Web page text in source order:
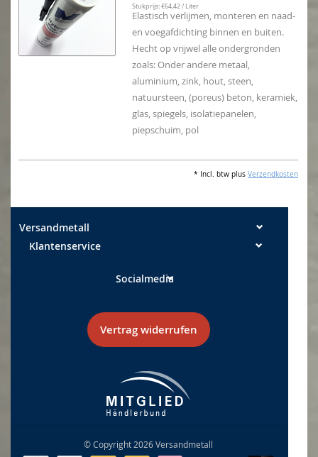
Stukprijs: €64,42 / Liter
Elastisch verlijmen, monteren en naad-
en voegafdichting binnen en buiten.
Hecht op vrijwel alle ondergronden
zoals: Onder andere metaal,
aluminium, zink, hout, steen,
natuursteen, (poreus) beton, keramiek,
glas, spiegels, isolatiepanelen,
piepschuim, pol
* Incl. btw plus Verzendkosten
Versandmetall
Klantenservice
Socialmedia
Vertrag widerrufen
© Copyright 2026 Versandmetall